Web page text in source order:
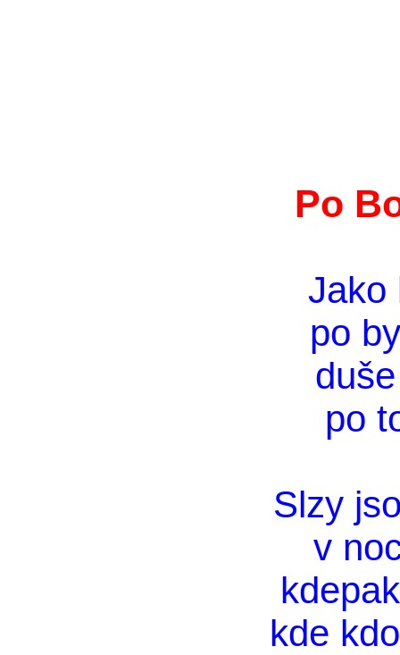
Po
Jako
po
po
Slzy
v
kde